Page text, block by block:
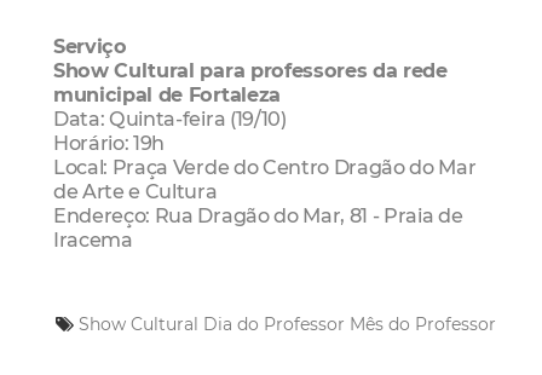
Serviço
Show Cultural para professores da rede
municipal de Fortaleza
Data: Quinta-feira (19/10)
Horário: 19h
Local: Praça Verde do Centro Dragão do Mar
de Arte e Cultura
Endereço: Rua Dragão do Mar, 81 - Praia de
Iracema
Show Cultural Dia do Professor Mês do Professor